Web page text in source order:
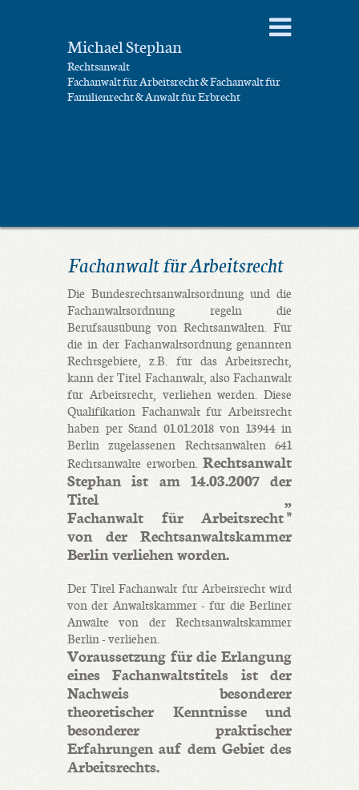
Michael Stephan
Rechtsanwalt
Fachanwalt für Arbeitsrecht & Fachanwalt für
Familienrecht & Anwalt für Erbrecht
Fachanwalt für Arbeitsrecht
Die Bundesrechtsanwaltsordnung und die
Fachanwaltsordnung regeln die
Berufsausübung von Rechtsanwälten. Für
die in der Fachanwaltsordnung genannten
Rechtsgebiete, z.B. für das Arbeitsrecht,
kann der Titel Fachanwalt, also Fachanwalt
für Arbeitsrecht, verliehen werden. Diese
Qualifikation Fachanwalt für Arbeitsrecht
haben per Stand 01.01.2018 von 13944 in
Berlin zugelassenen Rechtsanwälten 641
Rechtsanwälte erworben. Rechtsanwalt
Stephan ist am 14.03.2007 der
Titel „
Fachanwalt für Arbeitsrecht ”
von der Rechtsanwaltskammer
Berlin verliehen worden.
Der Titel Fachanwalt für Arbeitsrecht wird
von der Anwaltskammer - für die Berliner
Anwälte von der Rechtsanwaltskammer
Berlin - verliehen.
Voraussetzung für die Erlangung
eines Fachanwaltstitels ist der
Nachweis besonderer
theoretischer Kenntnisse und
besonderer praktischer
Erfahrungen auf dem Gebiet des
Arbeitsrechts.